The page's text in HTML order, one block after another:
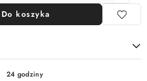
Do koszyka
24 godziny